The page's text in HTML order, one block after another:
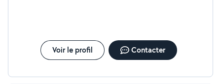
Voir le profil Contacter